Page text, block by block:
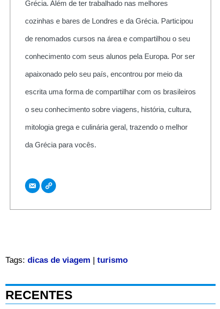
Grécia. Além de ter trabalhado nas melhores
cozinhas e bares de Londres e da Grécia. Participou
de renomados cursos na área e compartilhou o seu
conhecimento com seus alunos pela Europa. Por ser
apaixonado pelo seu país, encontrou por meio da
escrita uma forma de compartilhar com os brasileiros
o seu conhecimento sobre viagens, história, cultura,
mitologia grega e culinária geral, trazendo o melhor
da Grécia para vocês.
Tags: dicas de viagem | turismo
RECENTES